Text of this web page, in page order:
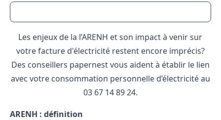
Les enjeux de la l’ARENH et son impact à venir sur
votre facture d'électricité restent encore imprécis?
Des conseillers papernest vous aident à établir le lien
avec votre consommation personnelle d’électricité au
03 67 14 89 24.
ARENH : définition